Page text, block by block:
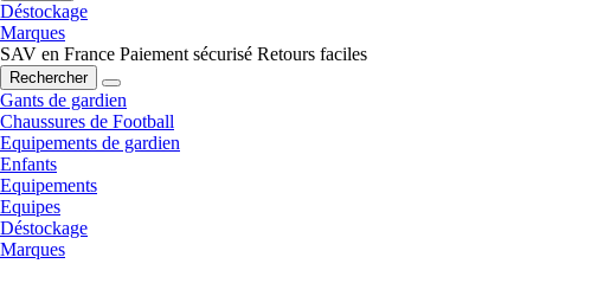
Déstockage
Marques
SAV en France Paiement sécurisé Retours faciles
Rechercher
Gants de gardien
Chaussures de Football
Equipements de gardien
Enfants
Equipements
Equipes
Déstockage
Marques